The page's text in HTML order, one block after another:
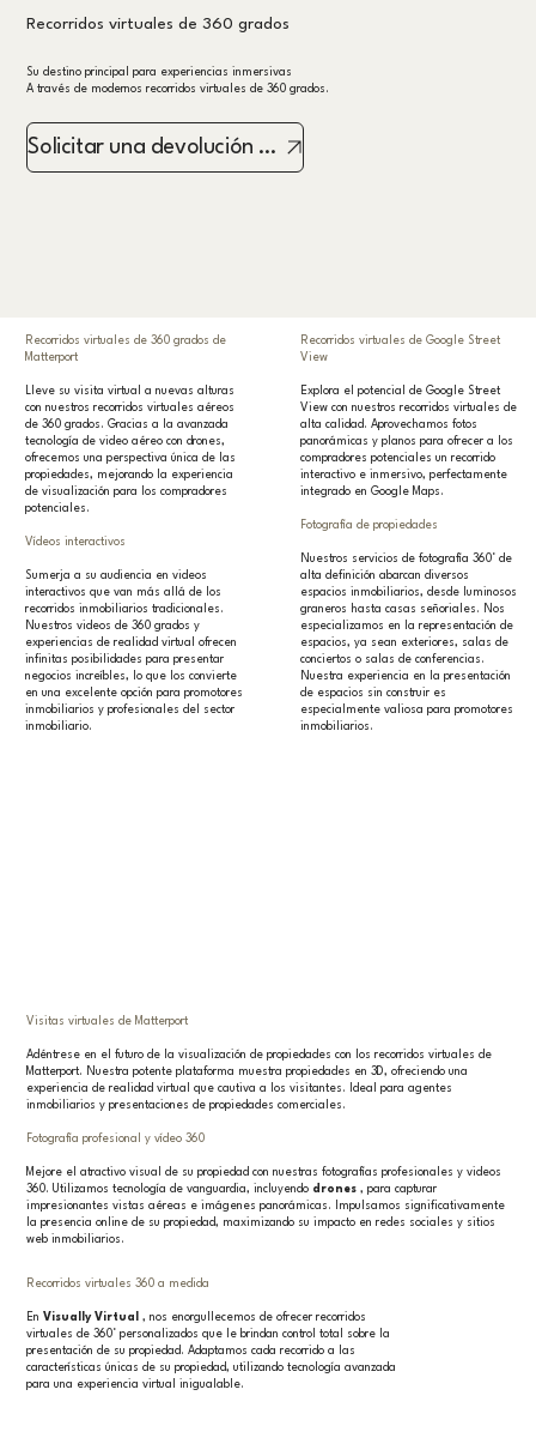
Recorridos virtuales de 360 grados
Su destino principal para experiencias inmersivas
A través de modernos recorridos virtuales de 360 grados.
Solicitar una devolución de llamada
Recorridos virtuales 360 a medida
EnVisually Virtual
, nos enorgullecemos de ofrecer recorridos
virtuales de 360° personalizados que le brindan control total sobre la
presentación de su propiedad. Adaptamos cada recorrido a las
características únicas de su propiedad, utilizando tecnología avanzada
para una experiencia virtual inigualable.
Visitas virtuales de Matterport
Adéntrese en el futuro de la visualización de propiedades con los recorridos virtuales de
Matterport. Nuestra potente plataforma muestra propiedades en 3D, ofreciendo una
experiencia de realidad virtual que cautiva a los visitantes. Ideal para agentes
inmobiliarios y presentaciones de propiedades comerciales.
Fotografía profesional y vídeo 360
Mejore el atractivo visual de su propiedad con nuestras fotografías profesionales y videos
360. Utilizamos tecnología de vanguardia, incluyendo drones , para capturar
impresionantes vistas aéreas e imágenes panorámicas. Impulsamos significativamente
la presencia online de su propiedad, maximizando su impacto en redes sociales y sitios
web inmobiliarios.
Recorridos virtuales de 360 grados de
Matterport
Lleve su visita virtual a nuevas alturas
con nuestros recorridos virtuales aéreos
de 360 grados. Gracias a la avanzada
tecnología de video aéreo con drones,
ofrecemos una perspectiva única de las
propiedades, mejorando la experiencia
de visualización para los compradores
potenciales.
Vídeos interactivos
Sumerja a su audiencia en videos
interactivos que van más allá de los
recorridos inmobiliarios tradicionales.
Nuestros videos de 360 grados y
experiencias de realidad virtual ofrecen
infinitas posibilidades para presentar
negocios increíbles, lo que los convierte
en una excelente opción para promotores
inmobiliarios y profesionales del sector
inmobiliario.
Recorridos virtuales de Google Street
View
Explora el potencial de Google Street
View con nuestros recorridos virtuales de
alta calidad. Aprovechamos fotos
panorámicas y planos para ofrecer a los
compradores potenciales un recorrido
interactivo e inmersivo, perfectamente
integrado en Google Maps.
Fotografía de propiedades
Nuestros servicios de fotografía 360° de
alta definición abarcan diversos
espacios inmobiliarios, desde luminosos
graneros hasta casas señoriales. Nos
especializamos en la representación de
espacios, ya sean exteriores, salas de
conciertos o salas de conferencias.
Nuestra experiencia en la presentación
de espacios sin construir es
especialmente valiosa para promotores
inmobiliarios.